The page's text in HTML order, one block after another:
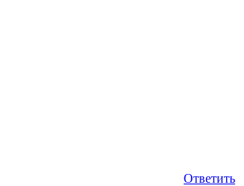
Ответить